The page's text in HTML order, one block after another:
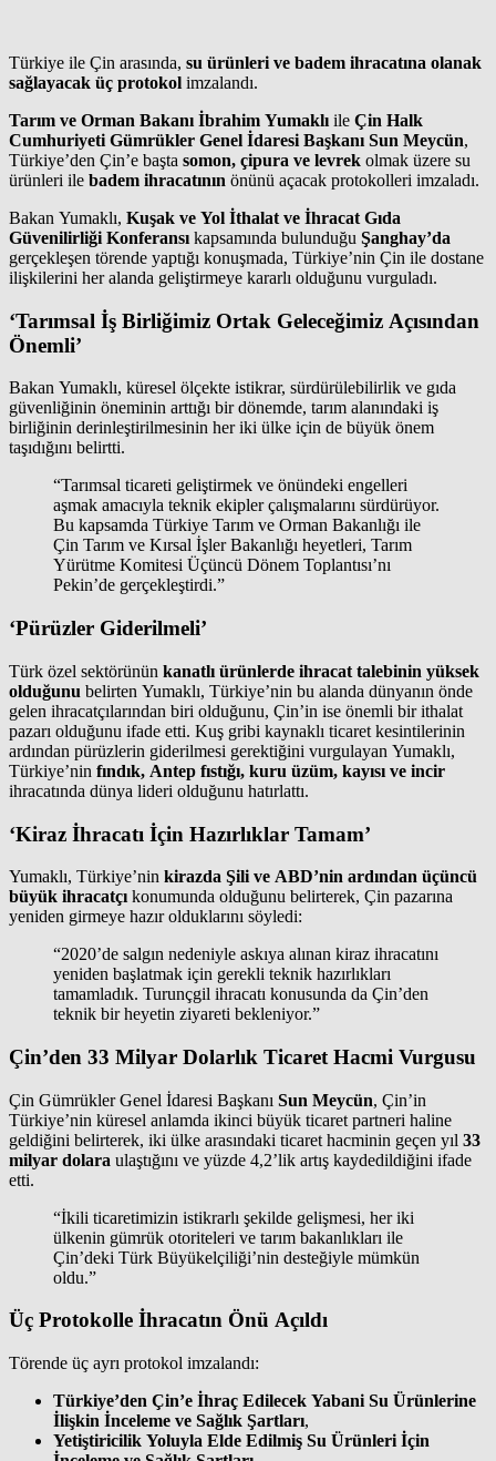
Türkiye ile Çin arasında, su ürünleri ve badem ihracatına olanak
sağlayacak üç protokol imzalandı.
Tarım ve Orman Bakanı İbrahim Yumaklı ile Çin Halk
Cumhuriyeti Gümrükler Genel İdaresi Başkanı Sun Meycün,
Türkiye’den Çin’e başta somon, çipura ve levrek olmak üzere su
ürünleri ile badem ihracatının önünü açacak protokolleri imzaladı.
Bakan Yumaklı, Kuşak ve Yol İthalat ve İhracat Gıda
Güvenilirliği Konferansı kapsamında bulunduğu Şanghay’da
gerçekleşen törende yaptığı konuşmada, Türkiye’nin Çin ile dostane
ilişkilerini her alanda geliştirmeye kararlı olduğunu vurguladı.
‘Tarımsal İş Birliğimiz Ortak Geleceğimiz Açısından
Önemli’
Bakan Yumaklı, küresel ölçekte istikrar, sürdürülebilirlik ve gıda
güvenliğinin öneminin arttığı bir dönemde, tarım alanındaki iş
birliğinin derinleştirilmesinin her iki ülke için de büyük önem
taşıdığını belirtti.
“Tarımsal ticareti geliştirmek ve önündeki engelleri
aşmak amacıyla teknik ekipler çalışmalarını sürdürüyor.
Bu kapsamda Türkiye Tarım ve Orman Bakanlığı ile
Çin Tarım ve Kırsal İşler Bakanlığı heyetleri, Tarım
Yürütme Komitesi Üçüncü Dönem Toplantısı’nı
Pekin’de gerçekleştirdi.”
‘Pürüzler Giderilmeli’
Türk özel sektörünün kanatlı ürünlerde ihracat talebinin yüksek
olduğunu belirten Yumaklı, Türkiye’nin bu alanda dünyanın önde
gelen ihracatçılarından biri olduğunu, Çin’in ise önemli bir ithalat
pazarı olduğunu ifade etti. Kuş gribi kaynaklı ticaret kesintilerinin
ardından pürüzlerin giderilmesi gerektiğini vurgulayan Yumaklı,
Türkiye’nin fındık, Antep fıstığı, kuru üzüm, kayısı ve incir
ihracatında dünya lideri olduğunu hatırlattı.
‘Kiraz İhracatı İçin Hazırlıklar Tamam’
Yumaklı, Türkiye’nin kirazda Şili ve ABD’nin ardından üçüncü
büyük ihracatçı konumunda olduğunu belirterek, Çin pazarına
yeniden girmeye hazır olduklarını söyledi:
“2020’de salgın nedeniyle askıya alınan kiraz ihracatını
yeniden başlatmak için gerekli teknik hazırlıkları
tamamladık. Turunçgil ihracatı konusunda da Çin’den
teknik bir heyetin ziyareti bekleniyor.”
Çin’den 33 Milyar Dolarlık Ticaret Hacmi Vurgusu
Çin Gümrükler Genel İdaresi Başkanı Sun Meycün, Çin’in
Türkiye’nin küresel anlamda ikinci büyük ticaret partneri haline
geldiğini belirterek, iki ülke arasındaki ticaret hacminin geçen yıl 33
milyar dolara ulaştığını ve yüzde 4,2’lik artış kaydedildiğini ifade
etti.
“İkili ticaretimizin istikrarlı şekilde gelişmesi, her iki
ülkenin gümrük otoriteleri ve tarım bakanlıkları ile
Çin’deki Türk Büyükelçiliği’nin desteğiyle mümkün
oldu.”
Üç Protokolle İhracatın Önü Açıldı
Törende üç ayrı protokol imzalandı:
Türkiye’den Çin’e İhraç Edilecek Yabani Su Ürünlerine
İlişkin İnceleme ve Sağlık Şartları,
Yetiştiricilik Yoluyla Elde Edilmiş Su Ürünleri İçin